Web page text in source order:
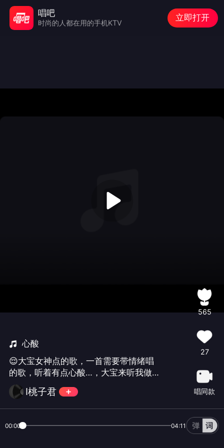
心酸
😌大宝女神点的歌，一首需要带情绪唱
的歌，听着有点心酸…，大宝来听我做
作难听的演唱
I桃子君
565
27
唱同款
00:00 04:11
唱吧
时尚的人都在用的手机KTV
立即打开